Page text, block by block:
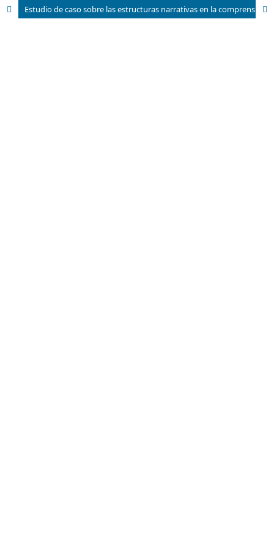
Estudio de caso sobre las estructuras narrativas en la comprensión del discurso informativo radiofónico